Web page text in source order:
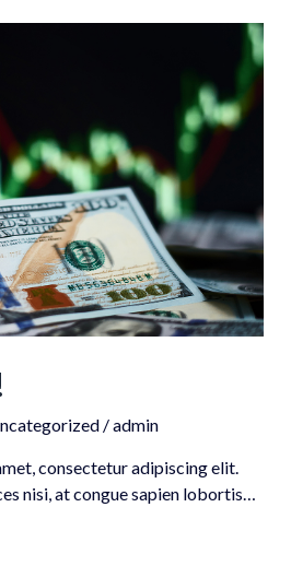
/admin
consectetur adipiscing elit.
nisi, at congue sapien lobortis…